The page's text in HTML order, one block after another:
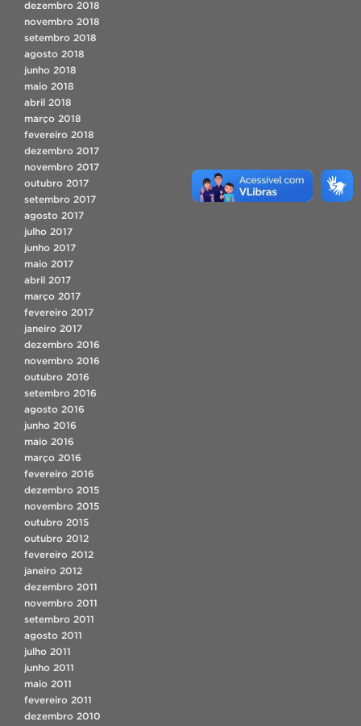
dezembro 2018
novembro 2018
setembro 2018
agosto 2018
junho 2018
maio 2018
abril 2018
março 2018
fevereiro 2018
dezembro 2017
novembro 2017
outubro 2017
setembro 2017
agosto 2017
julho 2017
junho 2017
maio 2017
abril 2017
março 2017
fevereiro 2017
janeiro 2017
dezembro 2016
novembro 2016
outubro 2016
setembro 2016
agosto 2016
junho 2016
maio 2016
março 2016
fevereiro 2016
dezembro 2015
novembro 2015
outubro 2015
outubro 2012
fevereiro 2012
janeiro 2012
dezembro 2011
novembro 2011
setembro 2011
agosto 2011
julho 2011
junho 2011
maio 2011
fevereiro 2011
dezembro 2010